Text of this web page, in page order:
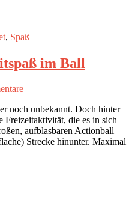
, Spaß
im Ball
noch unbekannt. Doch hinter
Freizeitaktivität, die es in sich
aufblasbaren Actionball
Strecke hinunter. Maximal